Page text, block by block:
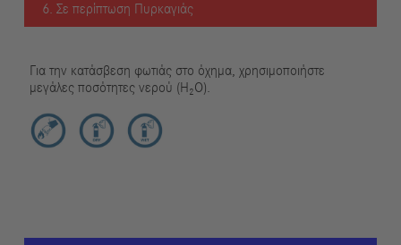
6. Σε περίπτωση Πυρκαγιάς
Για την κατάσβεση φωτιάς στο όχημα, χρησιμοποιήστε
μεγάλες ποσότητες νερού (H₂O).